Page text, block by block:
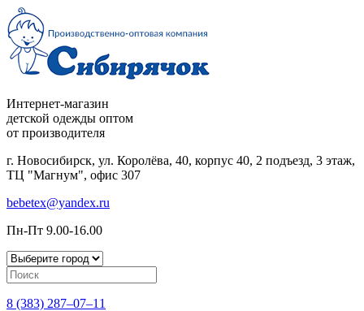
Интернет-магазин
детской одежды оптом
от производителя
г. Новосибирск, ул. Королёва, 40, корпус 40, 2 подъезд, 3 этаж,
ТЦ "Магнум", офис 307
bebetex@yandex.ru
Пн-Пт 9.00-16.00
8 (383) 287–07–11